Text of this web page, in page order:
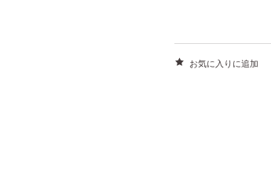
お気に入りに追加